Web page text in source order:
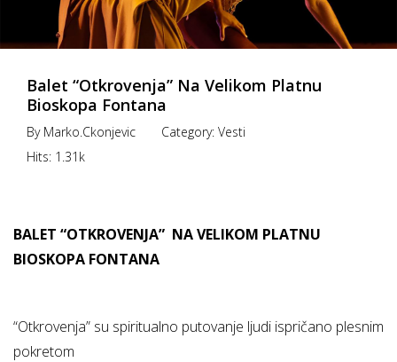
Balet “Otkrovenja” Na Velikom Platnu
Bioskopa Fontana
By Marko.ckonjevic Category: Vesti
Hits: 1.31k
BALET “OTKROVENJA” NA VELIKOM PLATNU
BIOSKOPA FONTANA
“Otkrovenja” su spiritualno putovanje ljudi ispričano plesnim
pokretom